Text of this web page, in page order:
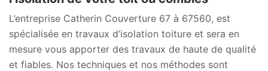
L’entreprise Catherin Couverture 67 à 67560, est
spécialisée en travaux d’isolation toiture et sera en
mesure vous apporter des travaux de haute de qualité
et fiables. Nos techniques et nos méthodes sont